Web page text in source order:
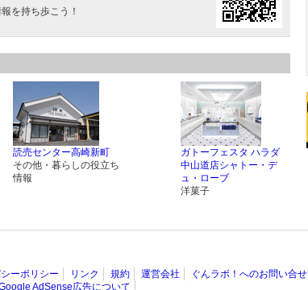
を持ち歩こう！
読売センター高崎新町
その他・暮らしの役立ち
情報
ガトーフェスタ ハラダ
中山道店シャトー・デ
ュ・ローブ
洋菓子
ーポリシー リンク 規約 運営会社 ぐんラボ！へのお問い合せ
AdSense広告について